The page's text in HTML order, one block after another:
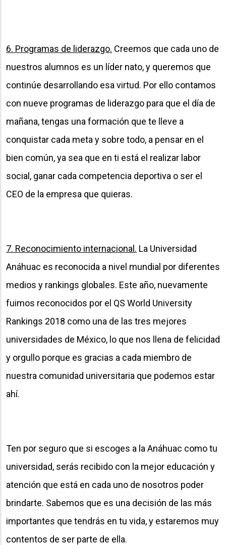
6. Programas de liderazgo. Creemos que cada uno de
nuestros alumnos es un líder nato, y queremos que
continúe desarrollando esa virtud. Por ello contamos
con nueve programas de liderazgo para que el día de
mañana, tengas una formación que te lleve a
conquistar cada meta y sobre todo, a pensar en el
bien común, ya sea que en ti está el realizar labor
social, ganar cada competencia deportiva o ser el
CEO de la empresa que quieras.
7. Reconocimiento internacional. La Universidad
Anáhuac es reconocida a nivel mundial por diferentes
medios y rankings globales. Este año, nuevamente
fuimos reconocidos por el QS World University
Rankings 2018 como una de las tres mejores
universidades de México, lo que nos llena de felicidad
y orgullo porque es gracias a cada miembro de
nuestra comunidad universitaria que podemos estar
ahí.
Ten por seguro que si escoges a la Anáhuac como tu
universidad, serás recibido con la mejor educación y
atención que está en cada uno de nosotros poder
brindarte. Sabemos que es una decisión de las más
importantes que tendrás en tu vida, y estaremos muy
contentos de ser parte de ella.